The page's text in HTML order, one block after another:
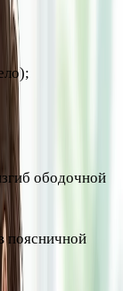
прилегают:
ободочной
поясничной